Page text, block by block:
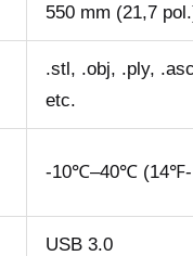
550 mm (21,7
.stl, .obj, .ply,
etc.
-10℃–40℃
USB 3.0